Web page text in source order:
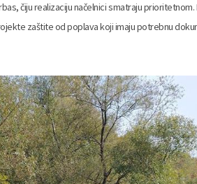
čiju realizaciju načelnici smatraju
zaštite od poplava koji imaju potrebnu